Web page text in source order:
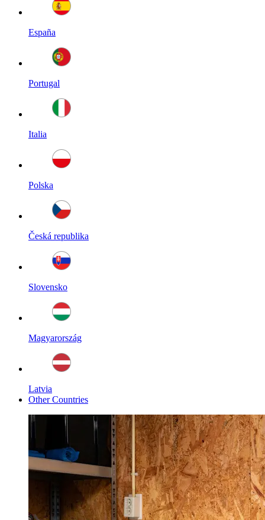
España
Portugal
Italia
Polska
Česká republika
Slovensko
Magyarország
Latvia
Other Countries